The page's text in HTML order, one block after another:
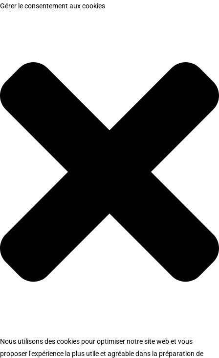
Gérer le consentement aux cookies
Nous utilisons des cookies pour optimiser notre site web et vous
proposer l'expérience la plus utile et agréable dans la préparation de